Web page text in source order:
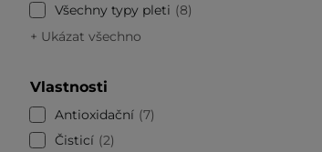
Všechny typy pleti
8
+ Ukázat všechno
Vlastnosti
Antioxidační 7
Čisticí 2